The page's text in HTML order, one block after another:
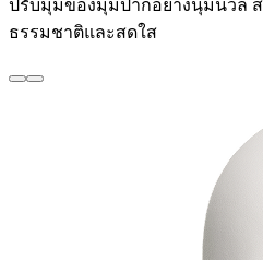
ปรับมุมของมุมปากอย่างนุ่มนวล
ธรรมชาติและสดใส